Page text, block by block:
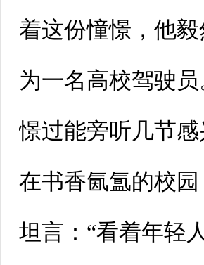
着这份憧憬，他
为一名高校驾驶
憬过能旁听几节
在书香氤氲的校
坦言：“看着年轻